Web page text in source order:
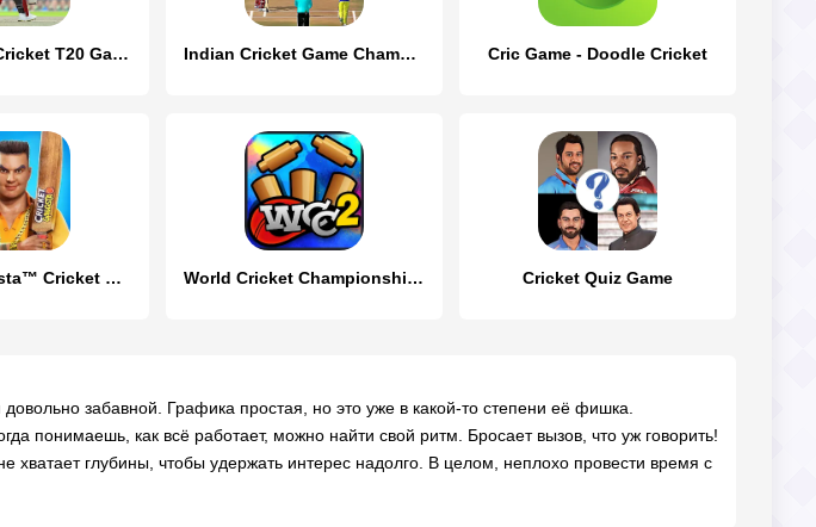
Bangladesh Cricket T20 Game Indian Cricket Game Champion Cric Game - Doodle Cricket
Cricket Gangsta™ Cricket Games World Cricket Championship 2 Cricket Quiz Game
забавной. Графика простая, но это уже в какой-то степени её фишка.
понимаешь, как всё работает, можно найти свой ритм. Бросает вызов, что уж говорить!
хватает глубины, чтобы удержать интерес надолго. В целом, неплохо провести время с